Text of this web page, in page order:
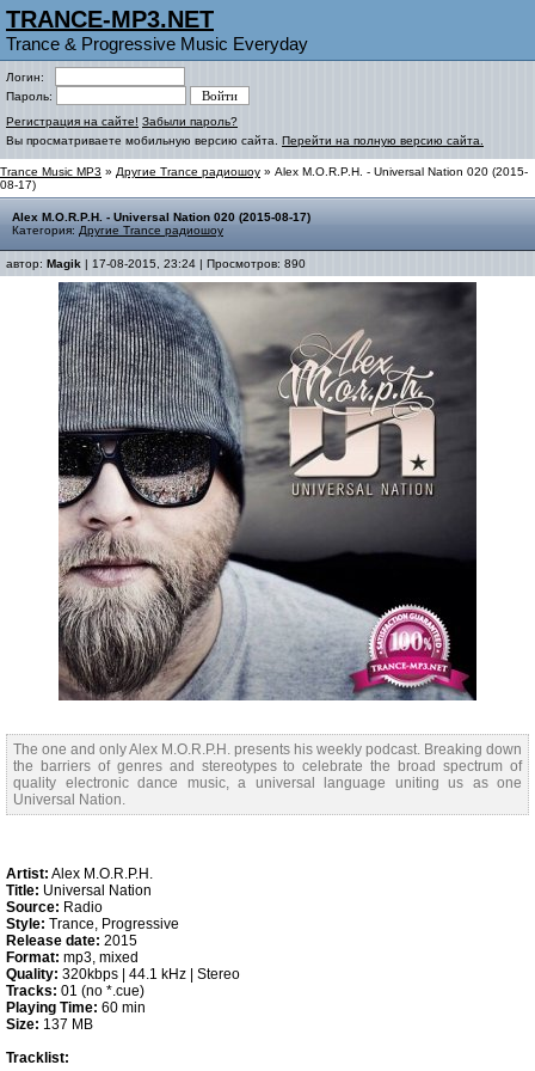
TRANCE-MP3.NET
Trance & Progressive Music Everyday
Логин:
Пароль:
Регистрация на сайте! Забыли пароль?
Вы просматриваете мобильную версию сайта. Перейти на полную версию сайта.
Trance Music MP3 » Другие Trance радиошоу » Alex M.O.R.P.H. - Universal Nation 020 (2015-
08-17)
Alex M.O.R.P.H. - Universal Nation 020 (2015-08-17)
Категория: Другие Trance радиошоу
автор: Magik | 17-08-2015, 23:24 | Просмотров: 890
The one and only Alex M.O.R.P.H. presents his weekly podcast. Breaking down
the barriers of genres and stereotypes to celebrate the broad spectrum of
quality electronic dance music, a universal language uniting us as one
Universal Nation.
Artist: Alex M.O.R.P.H.
Title: Universal Nation
Source: Radio
Style: Trance, Progressive
Release date: 2015
Format: mp3, mixed
Quality: 320kbps | 44.1 kHz | Stereo
Tracks: 01 (no *.cue)
Playing Time: 60 min
Size: 137 MB
Tracklist: